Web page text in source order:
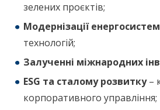
зелених проєктів;
Модернізації енергосистем
технологій;
Залученні міжнародних
ESG та сталому розвитку–
корпоративного управління;